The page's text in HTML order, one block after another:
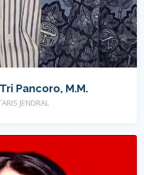
Pancoro, M.M.
JENDRAL